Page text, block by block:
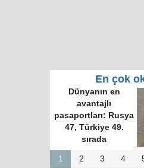
En çok
Dünyanın en
avantajlı
pasaportları: Rusya
47, Türkiye 49.
sırada
1 2 3 4